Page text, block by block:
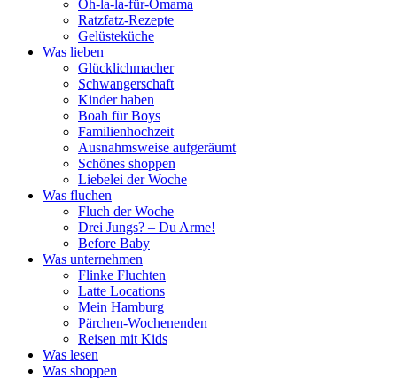
Oh-la-la-für-Omama
Ratzfatz-Rezepte
Gelüsteküche
Was lieben
Glücklichmacher
Schwangerschaft
Kinder haben
Boah für Boys
Familienhochzeit
Ausnahmsweise aufgeräumt
Schönes shoppen
Liebelei der Woche
Was fluchen
Fluch der Woche
Drei Jungs? – Du Arme!
Before Baby
Was unternehmen
Flinke Fluchten
Latte Locations
Mein Hamburg
Pärchen-Wochenenden
Reisen mit Kids
Was lesen
Was shoppen